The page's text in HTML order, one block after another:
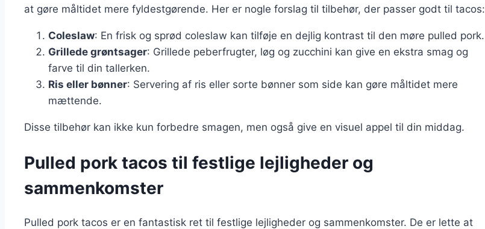
at gøre måltidet mere fyldestgørende. Her er nogle forslag til tilbehør, der passer godt til tacos:
Coleslaw: En frisk og sprød coleslaw kan tilføje en dejlig kontrast til den møre pulled pork.
Grillede grøntsager: Grillede peberfrugter, løg og zucchini kan give en ekstra smag og
farve til din tallerken.
Ris eller bønner: Servering af ris eller sorte bønner som side kan gøre måltidet mere
mættende.
Disse tilbehør kan ikke kun forbedre smagen, men også give en visuel appel til din middag.
Pulled pork tacos til festlige lejligheder og
sammenkomster
Pulled pork tacos er en fantastisk ret til festlige lejligheder og sammenkomster. De er lette at